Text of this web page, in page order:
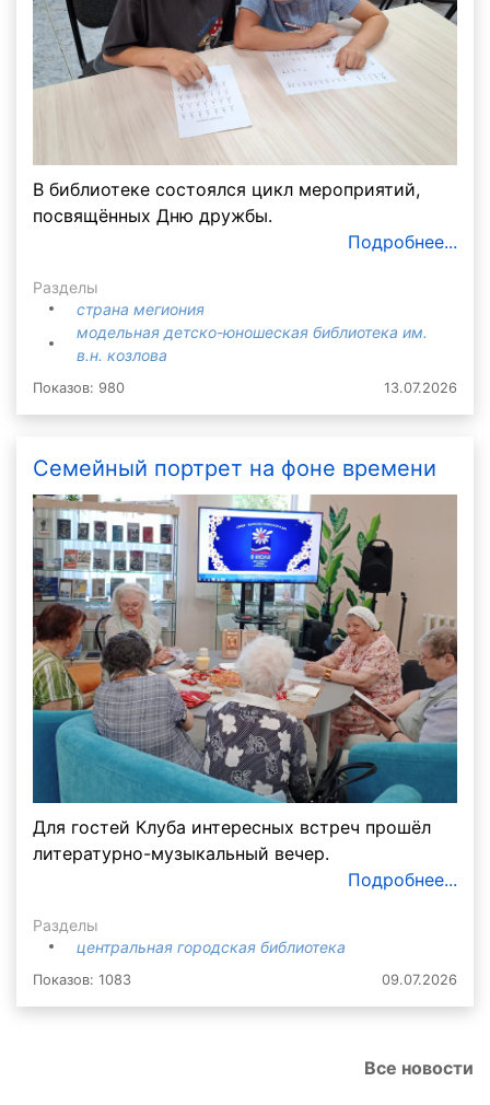
В библиотеке состоялся цикл мероприятий,
посвящённых Дню дружбы.
Подробнее...
Разделы
страна мегиония
модельная детско-юношеская библиотека им.
в.н. козлова
Показов: 980 13.07.2026
Семейный портрет на фоне времени
Для гостей Клуба интересных встреч прошёл
литературно-музыкальный вечер.
Подробнее...
Разделы
центральная городская библиотека
Показов: 1083 09.07.2026
Все новости